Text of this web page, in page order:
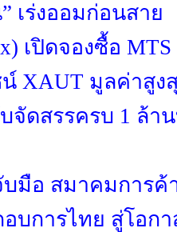
เร่งออมก่อนสาย
เปิดจองซื้อ MTS
XAUT มูลค่าสูง
จัดสรรครบ 1 ล้า
มือ สมาคมการค้
บการไทย สู่โอก